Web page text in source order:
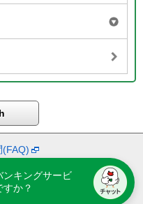
(FAQ)
ティについて
銀行
ンキングサービ
すか？